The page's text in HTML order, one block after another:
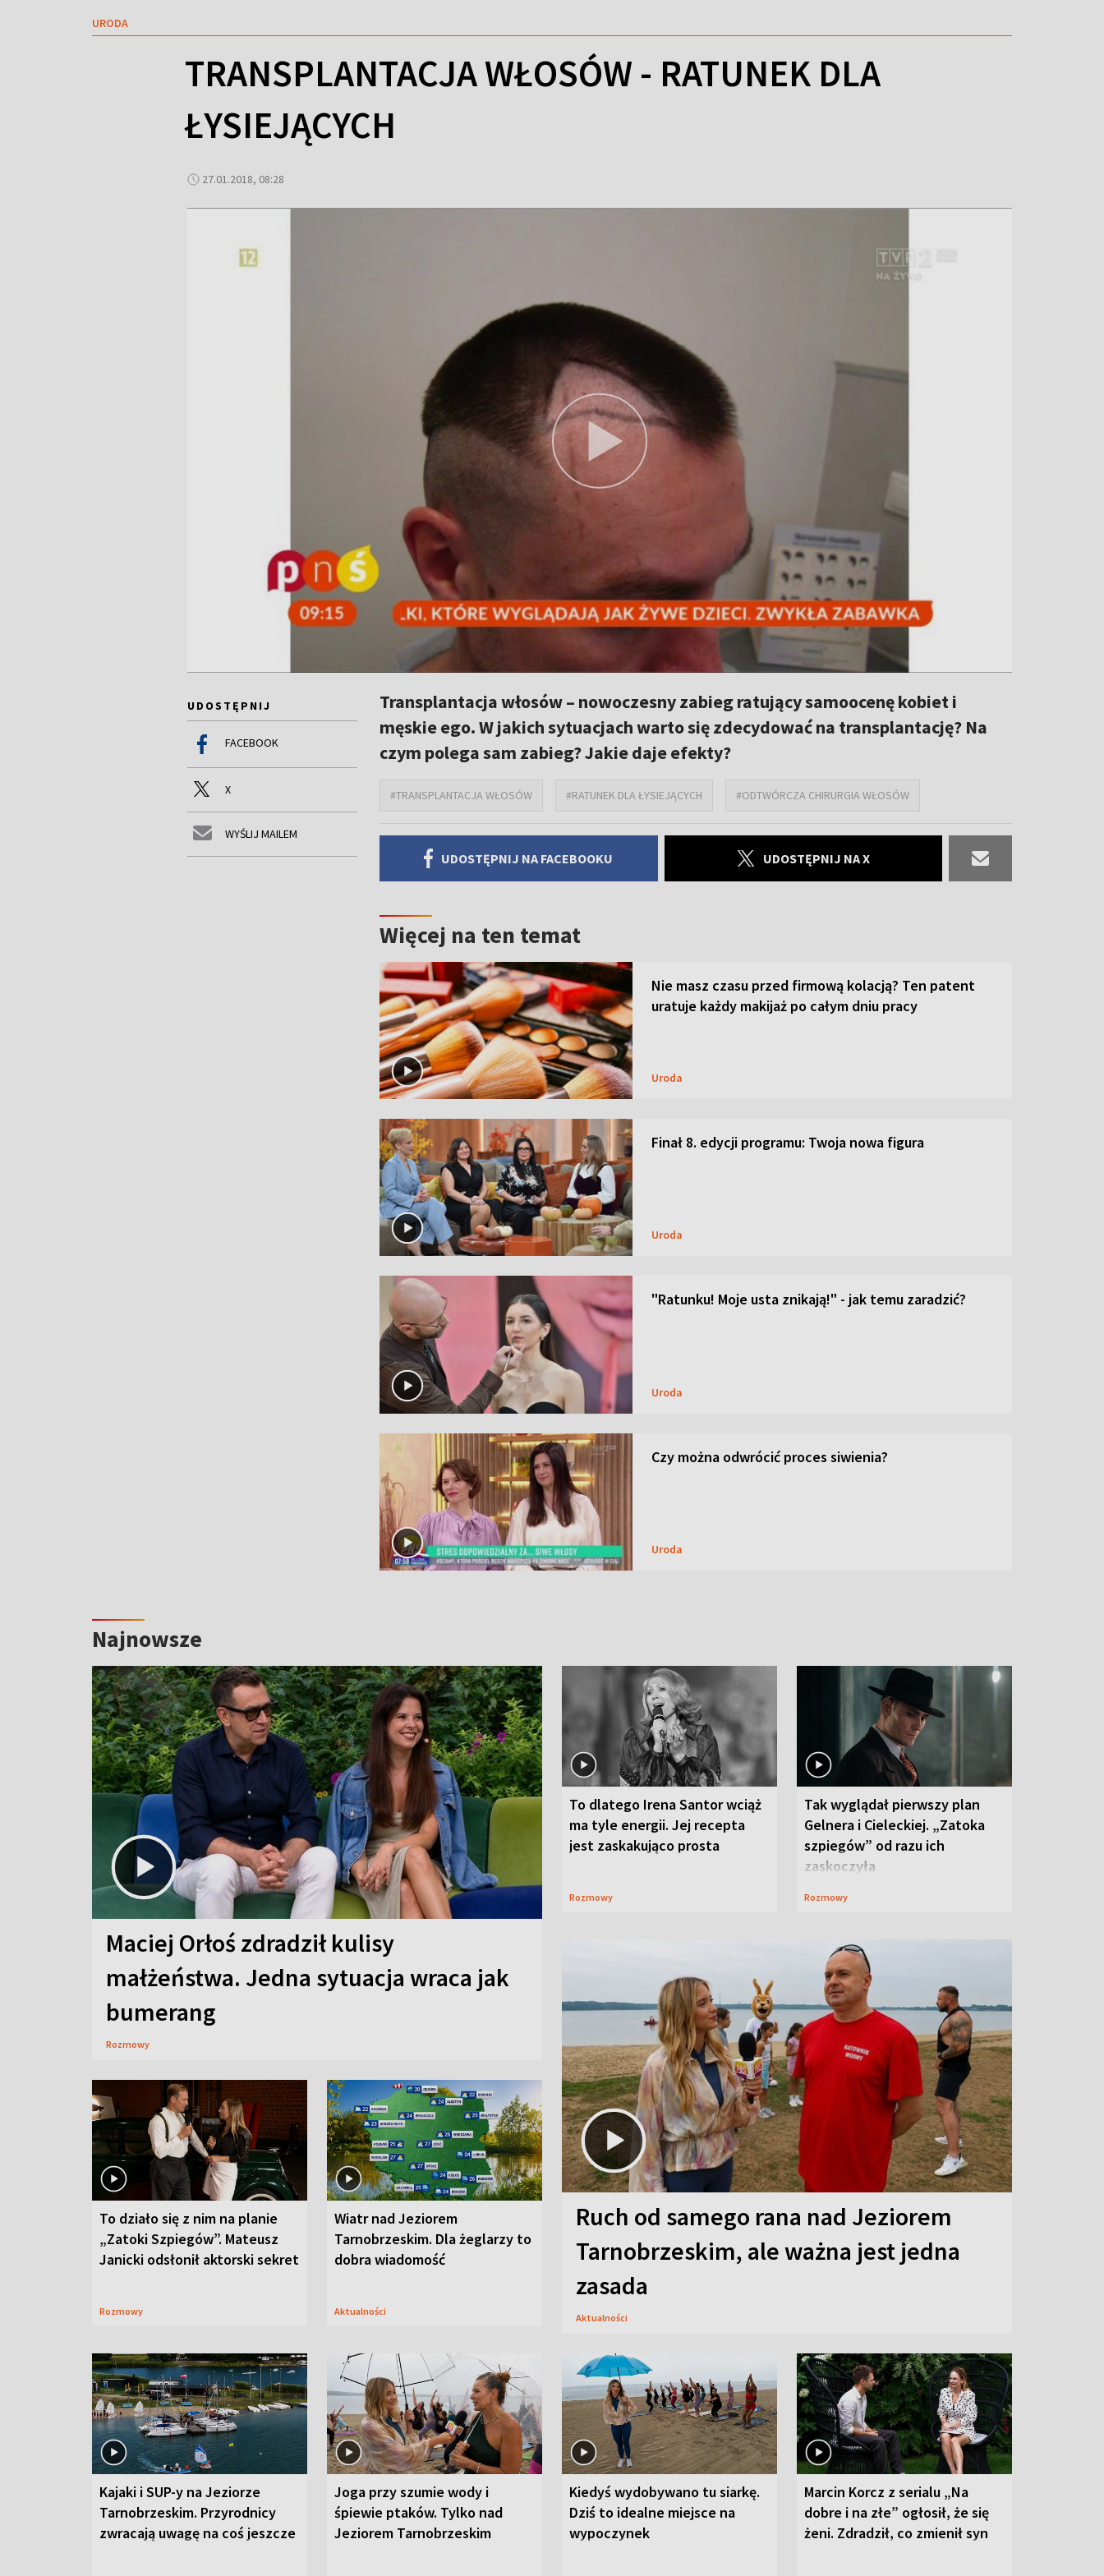
URODA
TRANSPLANTACJA WŁOSÓW - RATUNEK DLA
ŁYSIEJĄCYCH
27.01.2018, 08:28
UDOSTĘPNIJ
FACEBOOK
X
WYŚLIJ MAILEM
Transplantacja włosów – nowoczesny zabieg ratujący samoocenę kobiet i
męskie ego. W jakich sytuacjach warto się zdecydować na transplantację? Na
czym polega sam zabieg? Jakie daje efekty?
#TRANSPLANTACJA WŁOSÓW #RATUNEK DLA ŁYSIEJĄCYCH #ODTWÓRCZA CHIRURGIA WŁOSÓW
UDOSTĘPNIJ NA FACEBOOKU UDOSTĘPNIJ NA X
Więcej na ten temat
Nie masz czasu przed firmową kolacją? Ten patent
uratuje każdy makijaż po całym dniu pracy
Uroda
Finał 8. edycji programu: Twoja nowa figura
Uroda
"Ratunku! Moje usta znikają!" - jak temu zaradzić?
Uroda
Czy można odwrócić proces siwienia?
Uroda
Najnowsze
Maciej Orłoś zdradził kulisy
małżeństwa. Jedna sytuacja wraca jak
bumerang
Rozmowy
To dlatego Irena Santor wciąż
ma tyle energii. Jej recepta
jest zaskakująco prosta
Rozmowy
Tak wyglądał pierwszy plan
Gelnera i Cieleckiej. „Zatoka
szpiegów” od razu ich
zaskoczyła
Rozmowy
To działo się z nim na planie
„Zatoki Szpiegów”. Mateusz
Janicki odsłonił aktorski sekret
Rozmowy
Wiatr nad Jeziorem
Tarnobrzeskim. Dla żeglarzy to
dobra wiadomość
Aktualności
Ruch od samego rana nad Jeziorem
Tarnobrzeskim, ale ważna jest jedna
zasada
Aktualności
Kajaki i SUP-y na Jeziorze
Tarnobrzeskim. Przyrodnicy
zwracają uwagę na coś jeszcze
Joga przy szumie wody i
śpiewie ptaków. Tylko nad
Jeziorem Tarnobrzeskim
Kiedyś wydobywano tu siarkę.
Dziś to idealne miejsce na
wypoczynek
Marcin Korcz z serialu „Na
dobre i na złe” ogłosił, że się
żeni. Zdradził, co zmienił syn